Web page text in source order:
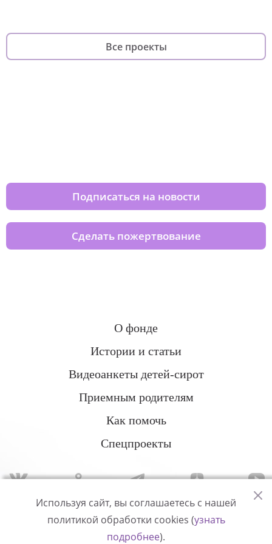
Все проекты
Подписаться на новости
Сделать пожертвование
О фонде
Истории и статьи
Видеоанкеты детей-сирот
Приемным родителям
Как помочь
Спецпроекты
Политика конфиденциальности
Используя сайт, вы соглашаетесь с нашей
политикой обработки cookies (узнать
подробнее).